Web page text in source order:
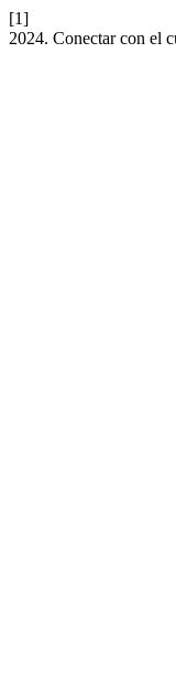
[1]
2024. Conectar con el